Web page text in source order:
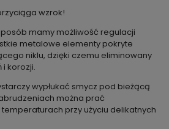
wzrok!
mamy możliwość regulacji
metalowe elementy pokryte
niklu, dzięki czemu eliminowany
korozji.
wypłukać smycz pod bieżącą
można prać
przy użyciu delikatnych